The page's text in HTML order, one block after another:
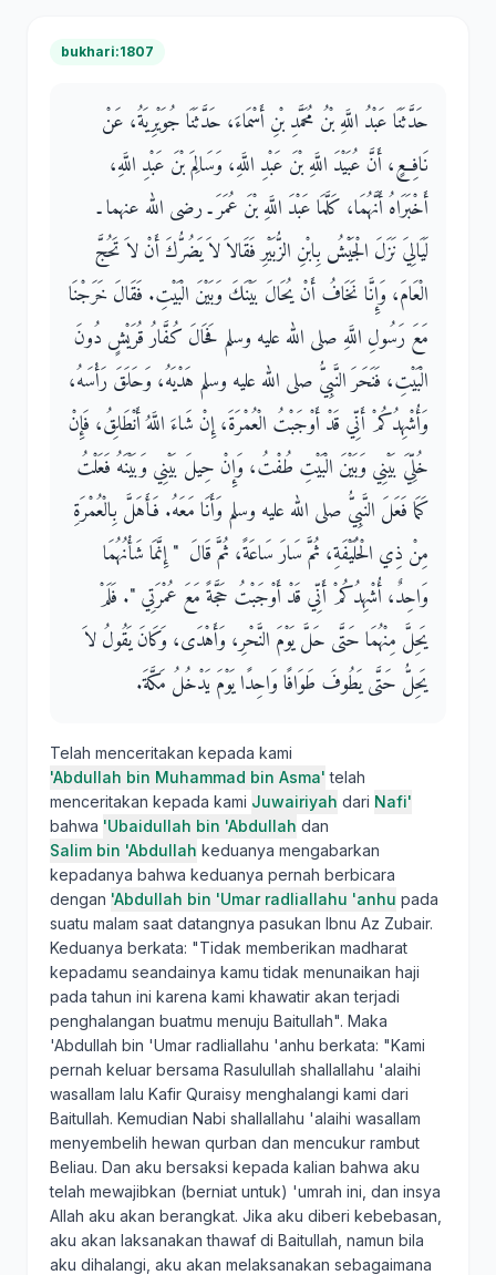
bukhari:1807
حَدَّثَنَا عَبْدُ اللَّهِ بْنُ مُحَمَّدِ بْنِ أَسْمَاءَ، حَدَّثَنَا جُوَيْرِيَةُ، عَنْ
نَافِعٍ، أَنَّ عُبَيْدَ اللَّهِ بْنَ عَبْدِ اللَّهِ، وَسَالِمَ بْنَ عَبْدِ اللَّهِ،
أَخْبَرَاهُ أَنَّهُمَا، كَلَّمَا عَبْدَ اللَّهِ بْنَ عُمَرَ ـ رضى الله عنهما ـ
لَيَالِيَ نَزَلَ الْجَيْشُ بِابْنِ الزُّبَيْرِ فَقَالاَ لاَ يَضُرُّكَ أَنْ لاَ تَحُجَّ
الْعَامَ، وَإِنَّا نَخَافُ أَنْ يُحَالَ بَيْنَكَ وَبَيْنَ الْبَيْتِ‏.‏ فَقَالَ خَرَجْنَا
مَعَ رَسُولِ اللَّهِ صلى الله عليه وسلم فَحَالَ كُفَّارُ قُرَيْشٍ دُونَ
الْبَيْتِ، فَنَحَرَ النَّبِيُّ صلى الله عليه وسلم هَدْيَهُ، وَحَلَقَ رَأْسَهُ،
وَأُشْهِدُكُمْ أَنِّي قَدْ أَوْجَبْتُ الْعُمْرَةَ، إِنْ شَاءَ اللَّهُ أَنْطَلِقُ، فَإِنْ
خُلِّيَ بَيْنِي وَبَيْنَ الْبَيْتِ طُفْتُ، وَإِنْ حِيلَ بَيْنِي وَبَيْنَهُ فَعَلْتُ
كَمَا فَعَلَ النَّبِيُّ صلى الله عليه وسلم وَأَنَا مَعَهُ‏.‏ فَأَهَلَّ بِالْعُمْرَةِ
مِنْ ذِي الْحُلَيْفَةِ، ثُمَّ سَارَ سَاعَةً، ثُمَّ قَالَ ‏ "‏ إِنَّمَا شَأْنُهُمَا
وَاحِدٌ، أُشْهِدُكُمْ أَنِّي قَدْ أَوْجَبْتُ حَجَّةً مَعَ عُمْرَتِي ‏"‏‏.‏ فَلَمْ
يَحِلَّ مِنْهُمَا حَتَّى حَلَّ يَوْمَ النَّحْرِ، وَأَهْدَى، وَكَانَ يَقُولُ لاَ
يَحِلُّ حَتَّى يَطُوفَ طَوَافًا وَاحِدًا يَوْمَ يَدْخُلُ مَكَّةَ‏.‏
Telah menceritakan kepada kami
'Abdullah bin Muhammad bin Asma' telah
menceritakan kepada kami Juwairiyah dari Nafi'
bahwa 'Ubaidullah bin 'Abdullah dan
Salim bin 'Abdullah keduanya mengabarkan
kepadanya bahwa keduanya pernah berbicara
dengan 'Abdullah bin 'Umar radliallahu 'anhu pada
suatu malam saat datangnya pasukan Ibnu Az Zubair.
Keduanya berkata: "Tidak memberikan madharat
kepadamu seandainya kamu tidak menunaikan haji
pada tahun ini karena kami khawatir akan terjadi
penghalangan buatmu menuju Baitullah". Maka
'Abdullah bin 'Umar radliallahu 'anhu berkata: "Kami
pernah keluar bersama Rasulullah shallallahu 'alaihi
wasallam lalu Kafir Quraisy menghalangi kami dari
Baitullah. Kemudian Nabi shallallahu 'alaihi wasallam
menyembelih hewan qurban dan mencukur rambut
Beliau. Dan aku bersaksi kepada kalian bahwa aku
telah mewajibkan (berniat untuk) 'umrah ini, dan insya
Allah aku akan berangkat. Jika aku diberi kebebasan,
aku akan laksanakan thawaf di Baitullah, namun bila
aku dihalangi, aku akan melaksanakan sebagaimana